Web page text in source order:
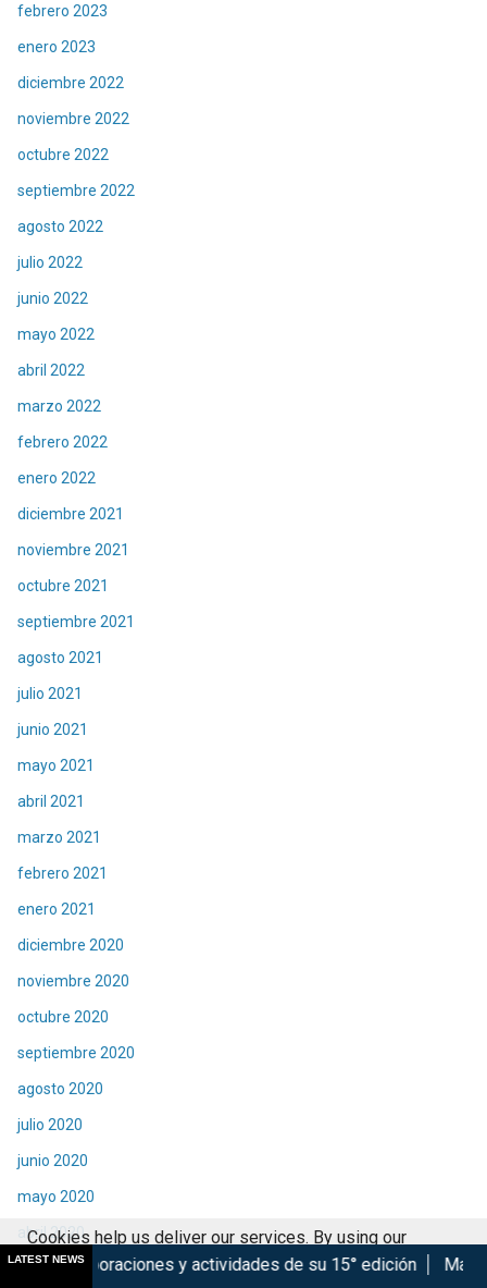
febrero 2023
enero 2023
diciembre 2022
noviembre 2022
octubre 2022
septiembre 2022
agosto 2022
julio 2022
junio 2022
mayo 2022
abril 2022
marzo 2022
febrero 2022
enero 2022
diciembre 2021
noviembre 2021
octubre 2021
septiembre 2021
agosto 2021
julio 2021
junio 2021
mayo 2021
abril 2021
marzo 2021
febrero 2021
enero 2021
diciembre 2020
noviembre 2020
octubre 2020
septiembre 2020
agosto 2020
julio 2020
junio 2020
mayo 2020
abril 2020
marzo 2020
LATEST NEWS
y actividades de su 15° edición Marsupilami: Caos a
Cookies help us deliver our services. By using our
services, you agree to our use of cookies.
Got it